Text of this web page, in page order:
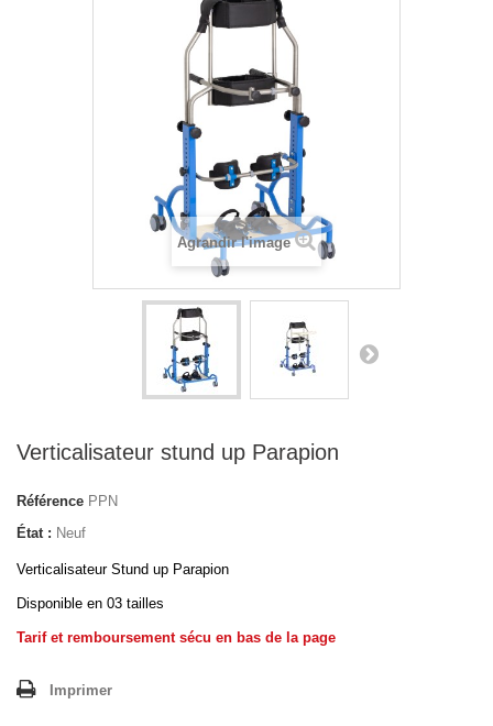
Agrandir l'image
Verticalisateur stund up Parapion
Référence PPN
État : Neuf
Verticalisateur Stund up Parapion
Disponible en 03 tailles
Tarif et remboursement sécu en bas de la page
Imprimer